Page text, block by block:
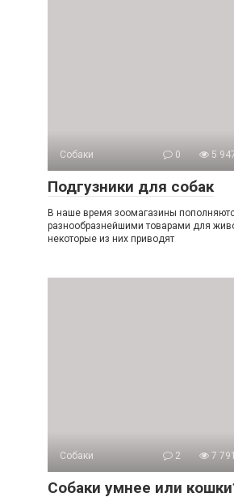
Собаки 0 5
Подгузники для собак
В наше время зоомагазины
разнообразнейшими товарами для
некоторые из них приводят
Собаки 2 7
Собаки умнее или